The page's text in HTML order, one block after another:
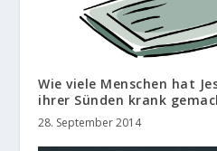
Wie viele Menschen hat
ihrer Sünden krank
28. September 2014